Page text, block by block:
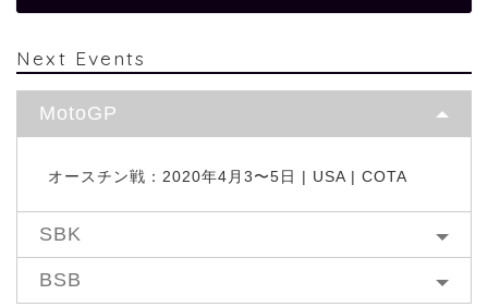
Next Events
MotoGP
オースチン戦：2020年4月3〜5日 | USA | COTA
SBK
BSB